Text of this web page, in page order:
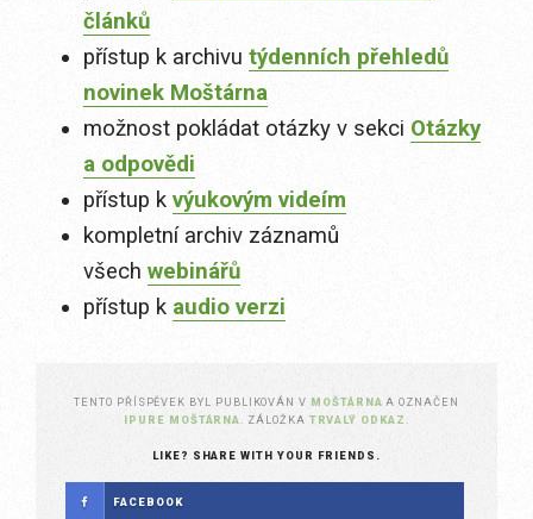
článků
přístup k archivu týdenních přehledů
novinek Moštárna
možnost pokládat otázky v sekci Otázky
a odpovědi
přístup k výukovým videím
kompletní archiv záznamů
všech webinářů
přístup k audio verzi
TENTO PŘÍSPĚVEK BYL PUBLIKOVÁN V MOŠTÁRNA A OZNAČEN
IPURE MOŠTÁRNA
. ZÁLOŽKA TRVALÝ ODKAZ
LIKE? SHARE WITH YOUR FRIENDS.
FACEBOOK